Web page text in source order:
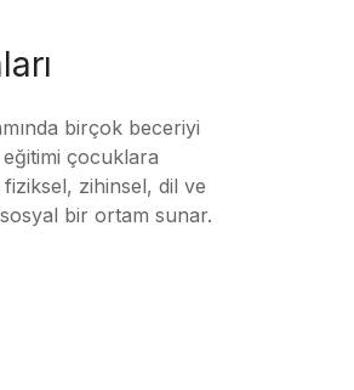
birçok beceriyi
çocuklara
fiziksel, zihinsel, dil ve
bir ortam sunar.